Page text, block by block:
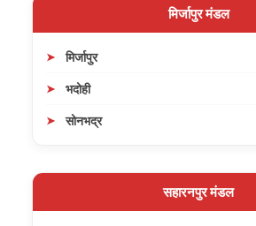
मिर्जापुर मंडल
मिर्जापुर
भदोही
सोनभद्र
सहारनपुर मंडल